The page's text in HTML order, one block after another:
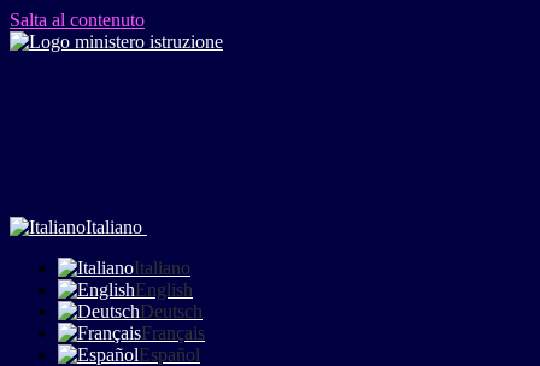
Salta al contenuto
Italiano
Italiano
English
Deutsch
Français
Español